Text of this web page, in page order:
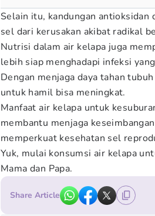
Selain itu, kandungan
sel dari kerusakan akibat radikal
Nutrisi dalam air kelapa juga
lebih siap menghadapi infeksi
Dengan menjaga daya tahan
untuk hamil bisa meningkat.
Manfaat air kelapa untuk
membantu menjaga
memperkuat kesehatan sel
Yuk, mulai konsumsi air kelapa
Mama dan Papa.
Share Article